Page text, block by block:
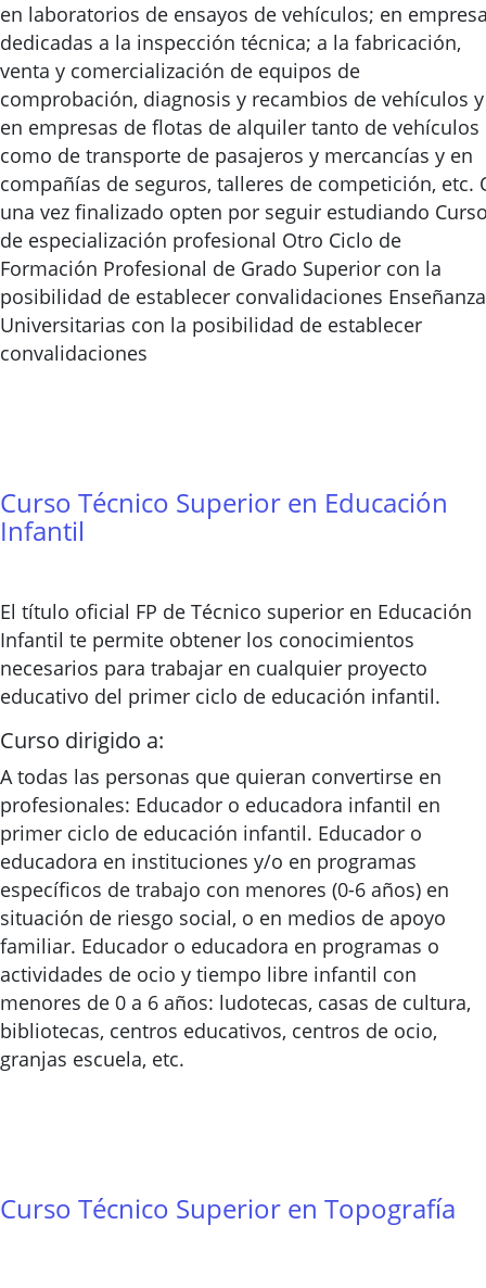
en laboratorios de ensayos de vehículos; en
dedicadas a la inspección técnica; a la fabricación,
venta y comercialización de equipos de
comprobación, diagnosis y recambios de vehículos y
en empresas de flotas de alquiler tanto de vehículos
como de transporte de pasajeros y mercancías y en
compañías de seguros, talleres de competición, etc.
una vez finalizado opten por seguir estudiando
de especialización profesional Otro Ciclo de
Formación Profesional de Grado Superior con la
posibilidad de establecer convalidaciones
Universitarias con la posibilidad de establecer
convalidaciones
Curso Técnico Superior en Educación
Infantil
El título oficial FP de Técnico superior en Educación
Infantil te permite obtener los conocimientos
necesarios para trabajar en cualquier proyecto
educativo del primer ciclo de educación infantil.
Curso dirigido a:
A todas las personas que quieran convertirse en
profesionales: Educador o educadora infantil en
primer ciclo de educación infantil. Educador o
educadora en instituciones y/o en programas
específicos de trabajo con menores (0-6 años) en
situación de riesgo social, o en medios de apoyo
familiar. Educador o educadora en programas o
actividades de ocio y tiempo libre infantil con
menores de 0 a 6 años: ludotecas, casas de cultura,
bibliotecas, centros educativos, centros de ocio,
granjas escuela, etc.
Curso Técnico Superior en Topografía